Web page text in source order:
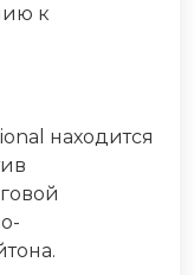
к
находится